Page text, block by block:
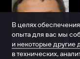
В целях
опыта для вас мы
и некоторые другие
в технических,